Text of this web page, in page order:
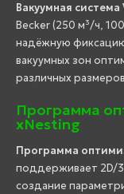
Вакуумная
Becker (250 м³/ч,
надёжную
вакуумных зон
различных
Программа
xNesting
Программа
поддерживает 2D/
создание